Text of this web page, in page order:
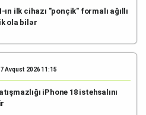
ın ilk cihazı "ponçik" formalı ağıllı
ola bilər
Avqust 2026 11:15
iPhone 18 istehsalını